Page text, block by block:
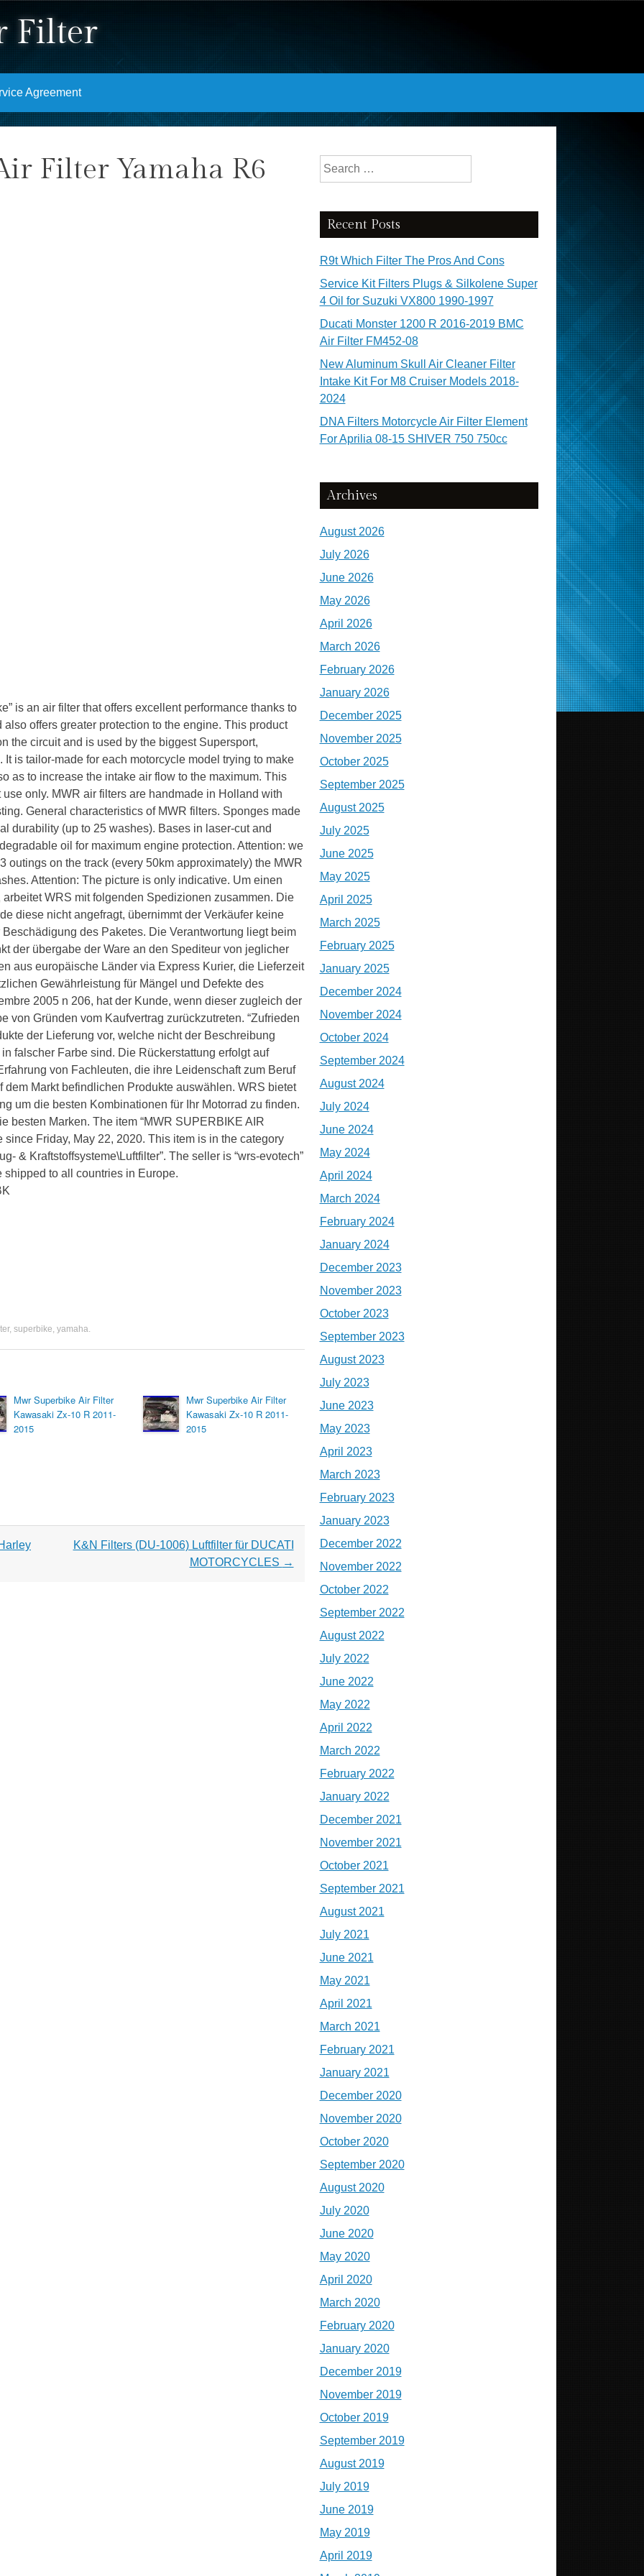
Filter
Agreement
Filter Yamaha R6
is an air filter that offers excellent performance thanks to
offers greater protection to the engine. This product
the circuit and is used by the biggest Supersport,
is tailor-made for each motorcycle model trying to make
as to increase the intake air flow to the maximum. This
only. MWR air filters are handmade in Holland with
General characteristics of MWR filters. Sponges made
durability (up to 25 washes). Bases in laser-cut and
oil for maximum engine protection. Attention: we
outings on the track (every 50km approximately) the MWR
Attention: The picture is only indicative. Um einen
WRS mit folgenden Spedizionen zusammen. Die
diese nicht angefragt, übernimmt der Verkäufer keine
des Paketes. Die Verantwortung liegt beim
der übergabe der Ware an den Spediteur von jeglicher
aus europäische Länder via Express Kurier, die Lieferzeit
Gewährleistung für Mängel und Defekte des
2005 n 206, hat der Kunde, wenn dieser zugleich der
von Gründen vom Kaufvertrag zurückzutreten. “Zufrieden
der Lieferung vor, welche nicht der Beschreibung
falscher Farbe sind. Die Rückerstattung erfolgt auf
von Fachleuten, die ihre Leidenschaft zum Beruf
Markt befindlichen Produkte auswählen. WRS bietet
um die besten Kombinationen für Ihr Motorrad zu finden.
besten Marken. The item “MWR SUPERBIKE AIR
Friday, May 22, 2020. This item is in the category
& Kraftstoffsysteme\Luftfilter”. The seller is “wrs-evotech”
to all countries in Europe.
, superbike, yamaha.
Mwr Superbike Air Filter
Kawasaki Zx-10 R 2011-
2015
Mwr Superbike Air Filter
Kawasaki Zx-10 R 2011-
2015
K&N Filters (DU-1006) Luftfilter für DUCATI
MOTORCYCLES →
Search for:
Recent Posts
R9t Which Filter The Pros And Cons
Service Kit Filters Plugs & Silkolene Super
4 Oil for Suzuki VX800 1990-1997
Ducati Monster 1200 R 2016-2019 BMC
Air Filter FM452-08
New Aluminum Skull Air Cleaner Filter
Intake Kit For M8 Cruiser Models 2018-
2024
DNA Filters Motorcycle Air Filter Element
For Aprilia 08-15 SHIVER 750 750cc
Archives
August 2026
July 2026
June 2026
May 2026
April 2026
March 2026
February 2026
January 2026
December 2025
November 2025
October 2025
September 2025
August 2025
July 2025
June 2025
May 2025
April 2025
March 2025
February 2025
January 2025
December 2024
November 2024
October 2024
September 2024
August 2024
July 2024
June 2024
May 2024
April 2024
March 2024
February 2024
January 2024
December 2023
November 2023
October 2023
September 2023
August 2023
July 2023
June 2023
May 2023
April 2023
March 2023
February 2023
January 2023
December 2022
November 2022
October 2022
September 2022
August 2022
July 2022
June 2022
May 2022
April 2022
March 2022
February 2022
January 2022
December 2021
November 2021
October 2021
September 2021
August 2021
July 2021
June 2021
May 2021
April 2021
March 2021
February 2021
January 2021
December 2020
November 2020
October 2020
September 2020
August 2020
July 2020
June 2020
May 2020
April 2020
March 2020
February 2020
January 2020
December 2019
November 2019
October 2019
September 2019
August 2019
July 2019
June 2019
May 2019
April 2019